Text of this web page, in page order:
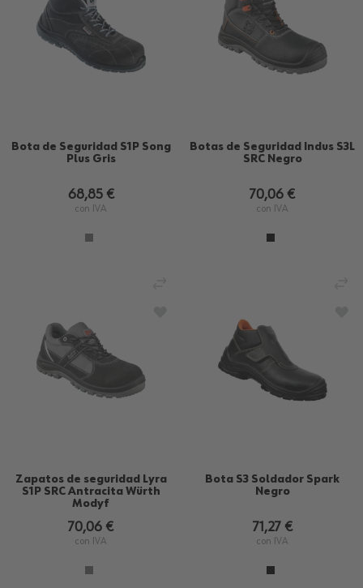
Bota de Seguridad S1P Song
Plus Gris
68,85 €
con IVA
Botas de Seguridad Indus S3L
SRC Negro
70,06 €
con IVA
Zapatos de seguridad Lyra
S1P SRC Antracita Würth
Modyf
70,06 €
con IVA
Bota S3 Soldador Spark
Negro
71,27 €
con IVA